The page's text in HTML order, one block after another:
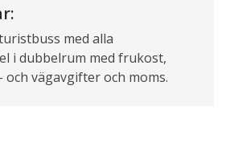
med alla
i dubbelrum med frukost,
och vägavgifter och moms.